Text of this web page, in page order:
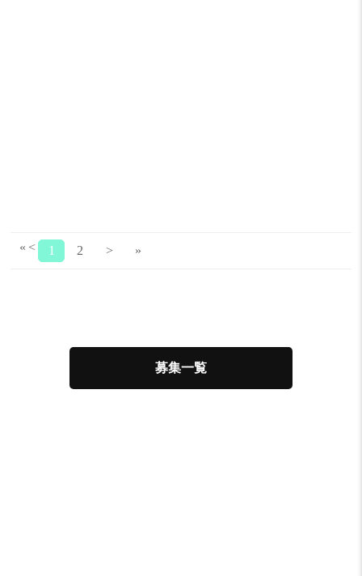
« < 1 2 > »
募集一覧